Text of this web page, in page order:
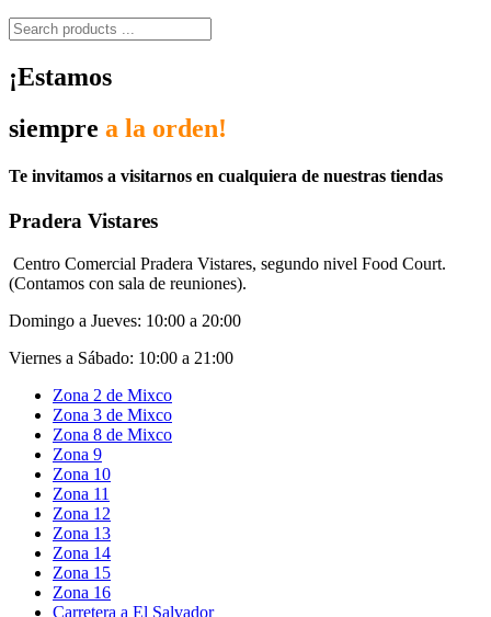
¡Estamos
siempre a la orden!
Te invitamos a visitarnos en cualquiera de nuestras tiendas
Pradera Vistares
Centro Comercial Pradera Vistares, segundo nivel Food Court.
(Contamos con sala de reuniones).
Domingo a Jueves: 10:00 a 20:00
Viernes a Sábado: 10:00 a 21:00
Zona 2 de Mixco
Zona 3 de Mixco
Zona 8 de Mixco
Zona 9
Zona 10
Zona 11
Zona 12
Zona 13
Zona 14
Zona 15
Zona 16
Carretera a El Salvador